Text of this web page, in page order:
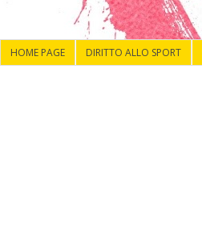
HOME PAGE DIRITTO ALLO SPORT